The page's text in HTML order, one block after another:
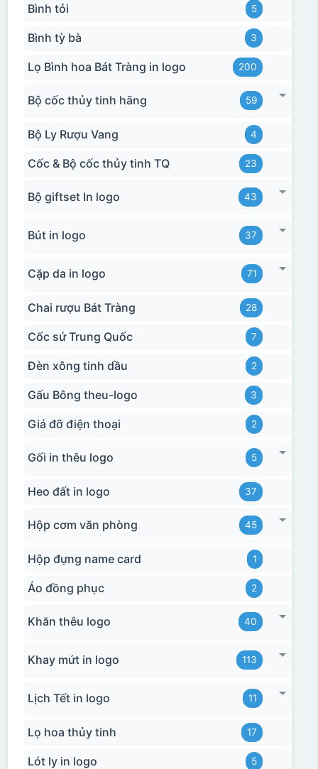
Bình tỏi 5
Bình tỳ bà 3
Lọ Bình hoa Bát Tràng in logo 200
Bộ cốc thủy tinh hãng 59
Bộ Ly Rượu Vang 4
Cốc & Bộ cốc thủy tinh TQ 23
Bộ giftset In logo 43
Bút in logo 37
Cặp da in logo 71
Chai rượu Bát Tràng 28
Cốc sứ Trung Quốc 7
Đèn xông tinh dầu 2
Gấu Bông theu-logo 3
Giá đỡ điện thoại 2
Gối in thêu logo 5
Heo đất in logo 37
Hộp cơm văn phòng 45
Hộp đựng name card 1
Áo đồng phục 2
Khăn thêu logo 40
Khay mứt in logo 113
Lịch Tết in logo 11
Lọ hoa thủy tinh 17
Lót ly in logo 5